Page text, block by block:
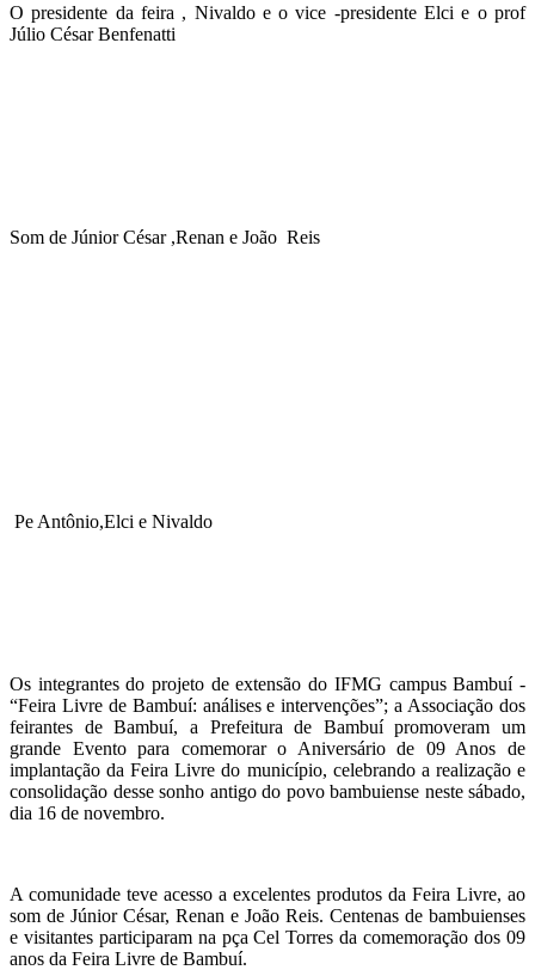
O presidente da feira , Nivaldo e o vice -presidente Elci e o prof
Júlio César Benfenatti
Som de Júnior César ,Renan e João Reis
Pe Antônio,Elci e Nivaldo
Os integrantes do projeto de extensão do IFMG campus Bambuí -
“Feira Livre de Bambuí: análises e intervenções”; a Associação dos
feirantes de Bambuí, a Prefeitura de Bambuí promoveram um
grande Evento para comemorar o Aniversário de 09 Anos de
implantação da Feira Livre do município, celebrando a realização e
consolidação desse sonho antigo do povo bambuiense neste sábado,
dia 16 de novembro.
A comunidade teve acesso a excelentes produtos da Feira Livre, ao
som de Júnior César, Renan e João Reis. Centenas de bambuienses
e visitantes participaram na pça Cel Torres da comemoração dos 09
anos da Feira Livre de Bambuí.